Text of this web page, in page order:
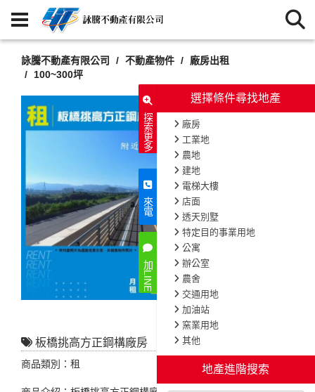
選擇條件尋找地產
廠房
工業地
農地
建地
電梯大樓
店面
透天別墅
特定目的事業用地
公寓
辦公室
農舍
交通用地
加油站
窯業用地
其他
地產進階搜索
探索更多
來電
加LINE
詠騰不動產有限公司 不動產物件
廠房出租
100~300坪
板橋挑高方正鋼構廠房
商品類別：租